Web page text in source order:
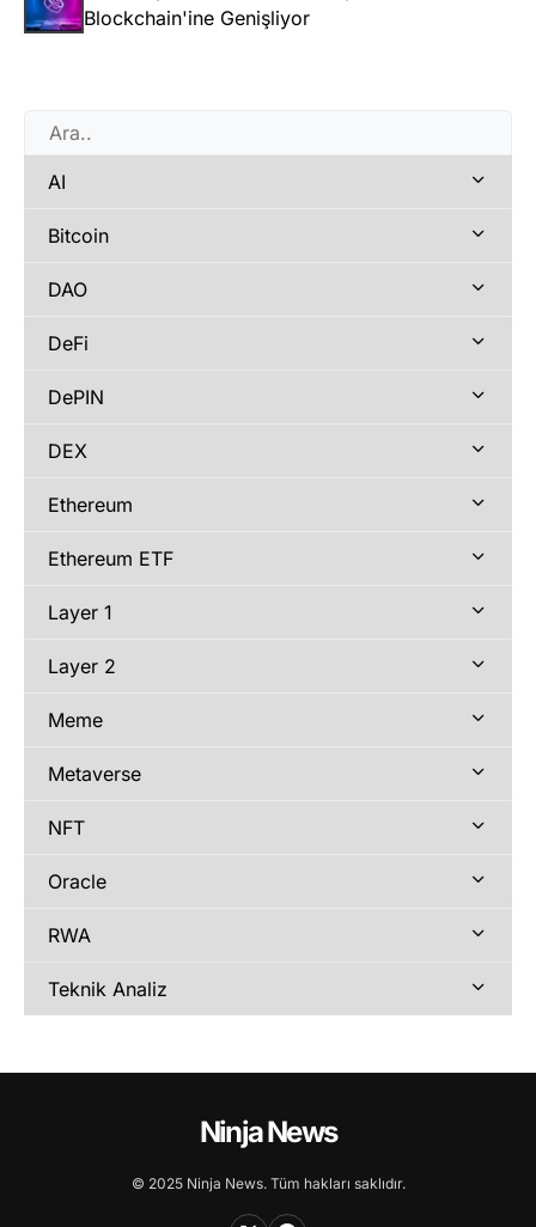
Blockchain'ine Genişliyor
AI
Bitcoin
DAO
DeFi
DePIN
DEX
Ethereum
Ethereum ETF
Layer 1
Layer 2
Meme
Metaverse
NFT
Oracle
RWA
Teknik Analiz
Ninja News
© 2025 Ninja News. Tüm hakları saklıdır.